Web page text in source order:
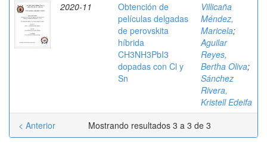
2020-11
Obtención de
películas delgadas
de perovskita
híbrida
CH3NH3PbI3
dopadas con Cl y
Sn
Villicaña
Méndez,
Maricela;
Aguilar
Reyes,
Bertha Oliva;
Sánchez
Rivera,
Kristell Edeifa
Mostrando resultados 3 a 3 de 3
< Anterior